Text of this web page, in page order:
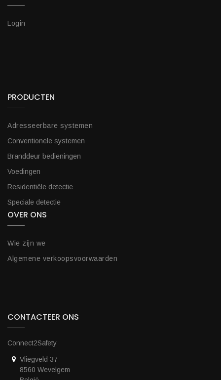
Login
PRODUCTEN
Adresseerbare systemen
Conventionele systemen
Branddeur bedieningen
Voedingen
Residentiële detectie
Speciale detectie
OVER ONS
Wie zijn we
Algemene verkoopsvoorwaarden
CONTACTEER ONS
Connect2Safety
Vliegveld 37
8560 Wevelgem